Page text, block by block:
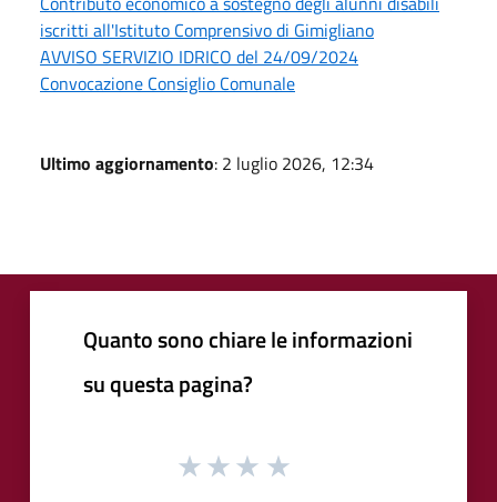
iscritti all'Istituto Comprensivo di Gimigliano
AVVISO SERVIZIO IDRICO del 24/09/2024
Convocazione Consiglio Comunale
Ultimo aggiornamento: 2 luglio 2026, 12:34
Quanto sono chiare le informazioni
su questa pagina?